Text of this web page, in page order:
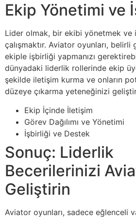
Ekip Yönetimi ve
Lider olmak, bir ekibi yönetmek ve
çalışmaktır. Aviator oyunları, belirli
ekiple işbirliği yapmanızı
dünyadaki liderlik rollerinde ekip
şekilde iletişim kurma ve onların
düzeye çıkarma yeteneğinizi
Ekip İçinde İletişim
Görev Dağılımı ve Yönetimi
İşbirliği ve Destek
Sonuç: Liderlik
Becerilerinizi
Geliştirin
Aviator oyunları, sadece eğlenceli